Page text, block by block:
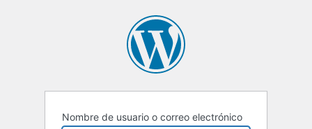
Nombre de usuario o correo electrónico